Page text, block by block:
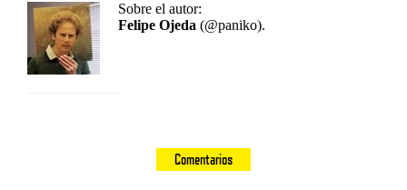
Sobre el autor:
Felipe Ojeda (@paniko).
Comentarios